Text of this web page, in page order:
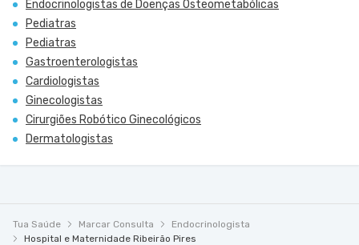
Endocrinologistas de Doenças Osteometabólicas
Pediatras
Pediatras
Gastroenterologistas
Cardiologistas
Ginecologistas
Cirurgiões Robótico Ginecológicos
Dermatologistas
Tua Saúde Marcar Consulta
Endocrinologista
Hospital e Maternidade Ribeirão Pires